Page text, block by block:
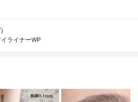
ライナーWP